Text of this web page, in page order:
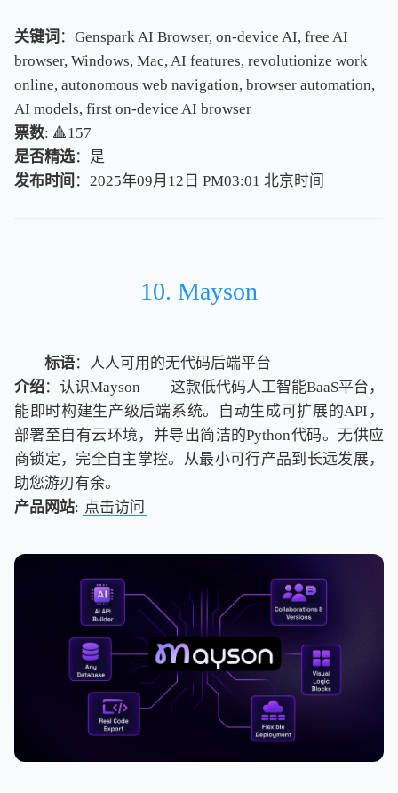
关键词 ：Genspark AI Browser, on-device AI, free AI
browser, Windows, Mac, AI features, revolutionize work
online, autonomous web navigation, browser automation,
AI models, first on-device AI browser
票数: 🔺157
是否精选：是
发布时间 ：2025年09月12日 PM03:01 北京时间
北京时间
10. Mayson
标语：人人可用的无代码后端平台
介绍：认识Mayson——这款低代码人工智能BaaS平台，
能即时构建生产级后端系统。自动生成可扩展的API，
部署至自有云环境，并导出简洁的Python代码。无供应
商锁定，完全自主掌控。从最小可行产品到长远发展，
助您游刃有余。
产品网站: 点击访问